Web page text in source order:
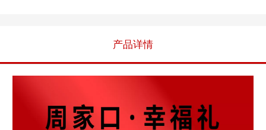
产品详情